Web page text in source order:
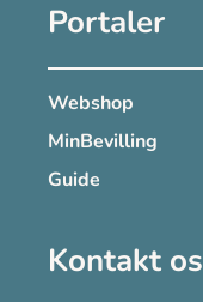
Portaler
Webshop
MinBevilling
Guide
Kontakt os